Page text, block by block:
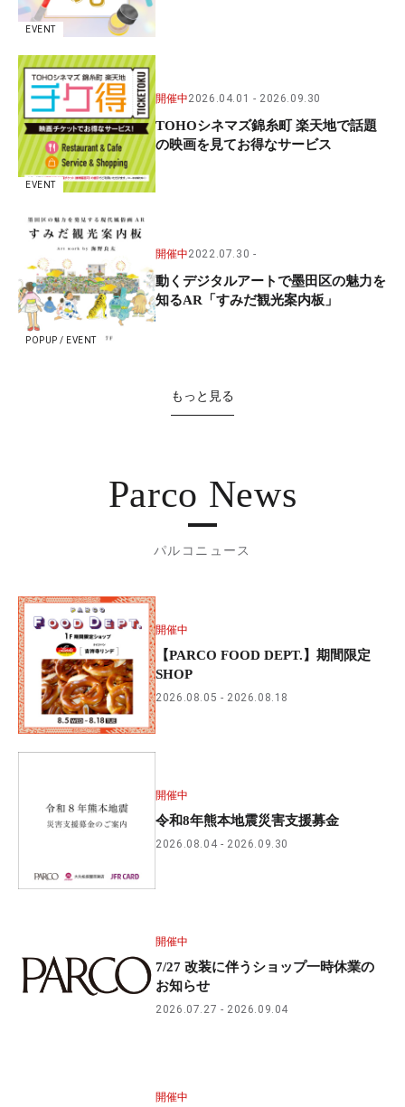
EVENT
EVENT
開催中2026.04.01 2026.09.30
TOHOシネマズ錦糸町 楽天地で話題
の映画を見てお得なサービス
POPUP / EVENT
開催中2022.07.30
動くデジタルアートで墨田区の魅力を
知るAR「すみだ観光案内板」
もっと見る
Parco News
パルコニュース
開催中
【PARCO FOOD DEPT.】期間限定
SHOP
2026.08.05 2026.08.18
開催中
令和8年熊本地震災害支援募金
2026.08.04 2026.09.30
開催中
7/27 改装に伴うショップ一時休業の
お知らせ
2026.07.27 2026.09.04
開催中